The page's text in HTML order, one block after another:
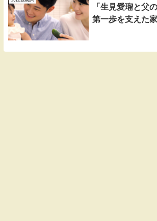
「生見愛瑠と父
第一歩を支えた家